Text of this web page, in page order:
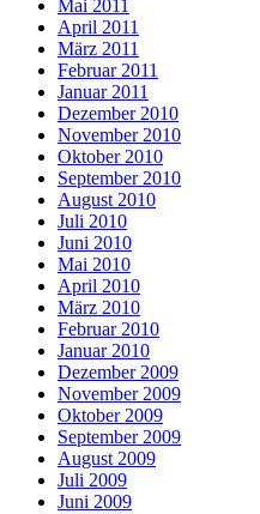
Mai 2011
April 2011
März 2011
Februar 2011
Januar 2011
Dezember 2010
November 2010
Oktober 2010
September 2010
August 2010
Juli 2010
Juni 2010
Mai 2010
April 2010
März 2010
Februar 2010
Januar 2010
Dezember 2009
November 2009
Oktober 2009
September 2009
August 2009
Juli 2009
Juni 2009